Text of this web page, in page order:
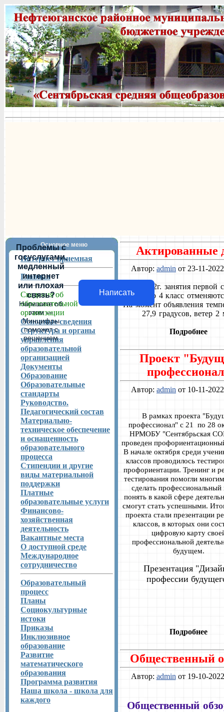
Проблемы с
госуслугами,
медленный
интернет
или плохая
связь?
Напишите об
этом —
Минцифры
поможет с
решением
Написать
Основное меню
Интернет приемная
Главная
Сведения об
образовательной
организации
Основные сведения
Структура и органы
управления
образовательной
организацией
Документы
Образование
Образовательные
стандарты
Руководство.
Педагогический состав
Материально-
техническое обеспечение
и оснащенность
образовательного
процесса
Стипендии и другие
виды материальной
поддержки
Платные
образовательные услуги
Финансово-
хозяйственная
деятельность
Вакантные места
О доступной среде
Международное
сотрудничество
Образовательный
процесс
Планы
Социокультурные
истоки
Приказы
Инклюзивное
образование
Развитие
математического
образования
Программа развития
Наша школа - школа для
каждого
Актированные
Автор: admin от 23-11-
23.11.2022г. занятия
по 4 класс
На момент объявления
27,9 градусов, ветер 2
Подробнее
Проект
Автор: admin от 10-11-
В рамках проекта
профессионал" с 21 по 28
НРМОБУ "Сентябрьская
проведен
В начале октября среди
классов проводилось
профориентации. Тренинг и
тестирования помогли
сделать
понять в какой сфере
смогут стать успешными.
проекта стали презентации
классов, в которых они
цифровую карту
профессиональной
будущем.
Презентация
профессии
Подробнее
Общественный
Автор: admin от 19-10-
Общественный